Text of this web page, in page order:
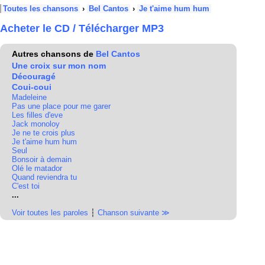
Toutes les chansons › Bel Cantos › Je t'aime hum hum
Acheter le CD / Télécharger MP3
Autres chansons de Bel Cantos
Une croix sur mon nom
Découragé
Coui-coui
Madeleine
Pas une place pour me garer
Les filles d'eve
Jack monoloy
Je ne te crois plus
Je t'aime hum hum
Seul
Bonsoir à demain
Olé le matador
Quand reviendra tu
C'est toi
...
Voir toutes les paroles ┆ Chanson suivante ≫